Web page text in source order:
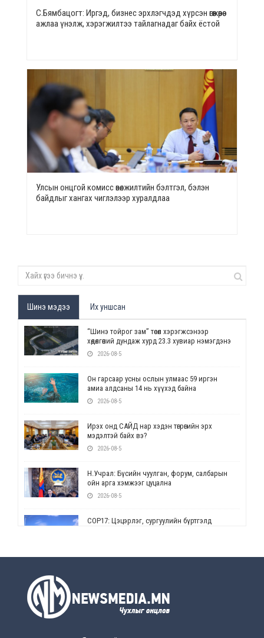
С.Бямбацогт: Иргэд, бизнес эрхлэгчдэд хүрсэн өгөөжөөрөө
ажлаа үнэлж, хэрэгжилтээ тайлагнадаг байх ёстой
Улсын онцгой комисс өвөлжилтийн бэлтгэл, бэлэн
байдлыг хангах чиглэлээр хуралдлаа
Шинэ мэдээ Их уншсан
“Шинэ тойрог зам” төсөл хэрэгжсэнээр
хөдөлгөөний дундаж хурд 23.3 хувиар нэмэгдэнэ
2026-08-5
Он гарсаар усны ослын улмаас 59 иргэн
амиа алдсаны 14 нь хүүхэд байна
2026-08-5
Ирэх онд САЙД нар хэдэн төгрөгийн эрх
мэдэлтэй байх вэ?
2026-08-5
Н.Учрал: Бүсийн чуулган, форум, салбарын
ойн арга хэмжээг цуцална
2026-08-5
СОР17: Цэцэрлэг, сургуулийн бүртгэлд
2026-08-5